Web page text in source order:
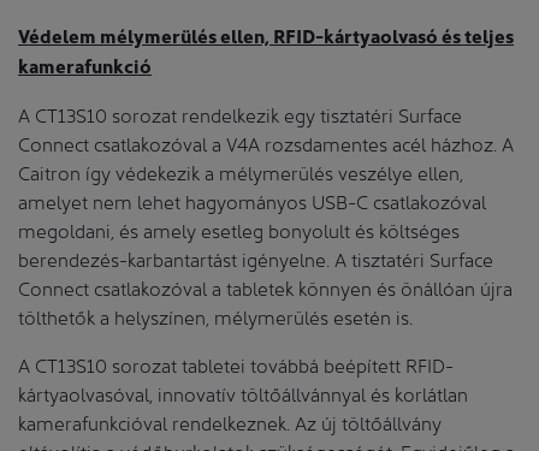
Védelem mélymerülés ellen, RFID-kártyaolvasó és teljes
kamerafunkció
A CT13S10 sorozat rendelkezik egy tisztatéri Surface
Connect csatlakozóval a V4A rozsdamentes acél házhoz. A
Caitron így védekezik a mélymerülés veszélye ellen,
amelyet nem lehet hagyományos USB-C csatlakozóval
megoldani, és amely esetleg bonyolult és költséges
berendezés-karbantartást igényelne. A tisztatéri Surface
Connect csatlakozóval a tabletek könnyen és önállóan újra
tölthetők a helyszínen, mélymerülés esetén is.
A CT13S10 sorozat tabletei továbbá beépített RFID-
kártyaolvasóval, innovatív töltőállvánnyal és korlátlan
kamerafunkcióval rendelkeznek. Az új töltőállvány